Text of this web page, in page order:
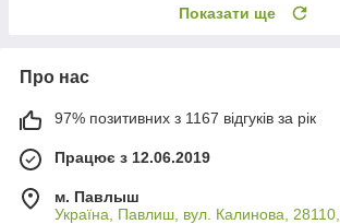
Показати ще
Про нас
97% позитивних з 1167 відгуків за рік
Працює з 12.06.2019
м. Павлыш
Україна, Павлиш, вул. Калинова,